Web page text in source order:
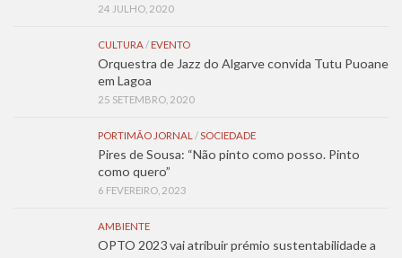
24 JULHO, 2020
CULTURA/ EVENTO
Orquestra de Jazz do Algarve convida Tutu Puoane
em Lagoa
25 SETEMBRO, 2020
PORTIMÃO JORNAL /SOCIEDADE
Pires de Sousa: “Não pinto como posso. Pinto
como quero”
6 FEVEREIRO, 2023
AMBIENTE
OPTO 2023 vai atribuir prémio sustentabilidade a